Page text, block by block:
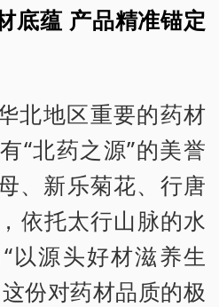
底蕴 产品精准锚定
北地区重要的药材
“北药之源”的美誉
、新乐菊花、行唐
依托太行山脉的水
以源头好材滋养生
份对药材品质的极